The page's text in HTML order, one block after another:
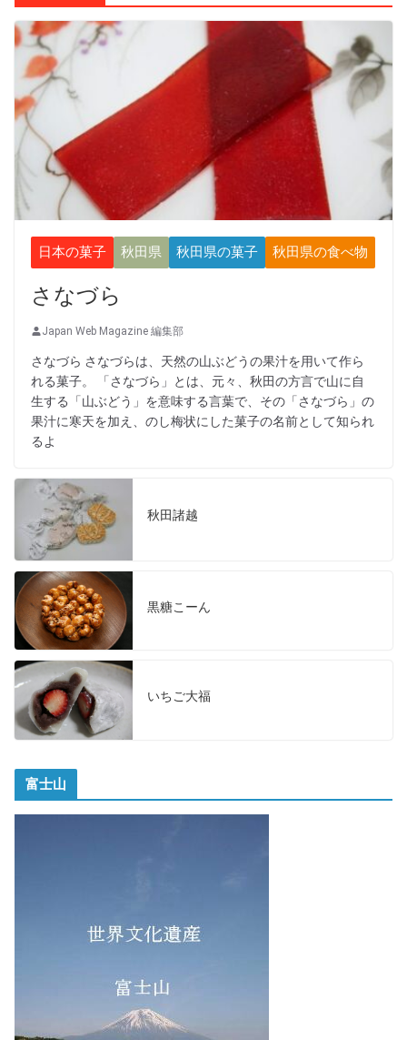
日本の菓子 秋田県 秋田県の菓子 秋田県の食べ物
さなづら
Japan Web Magazine 編集部
さなづら さなづらは、天然の山ぶどうの果汁を用いて作ら
れる菓子。 「さなづら」とは、元々、秋田の方言で山に自
生する「山ぶどう」を意味する言葉で、その「さなづら」の
果汁に寒天を加え、のし梅状にした菓子の名前として知られ
るよ
秋田諸越
黒糖こーん
いちご大福
富士山